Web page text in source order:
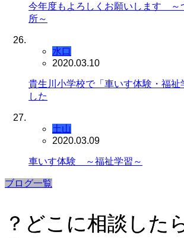
今年度もよろしくお願いします ～
所～
水口
2020.03.10
貴生川小学校で「車いす体験・福祉
した
土山
2020.03.09
車いす体験 ～福祉学習～
ブログ一覧
？どこに相談した